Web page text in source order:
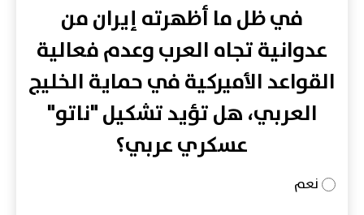
في ظل ما أظهرته إيران من
عدوانية تجاه العرب وعدم فعالية
القواعد الأميركية في حماية الخليج
العربي، هل تؤيد تشكيل "ناتو"
عسكري عربي؟
نعم